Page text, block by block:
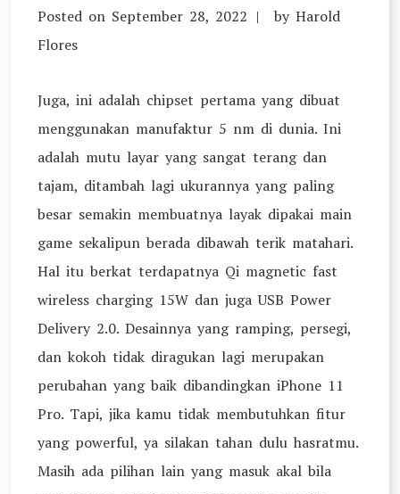
Posted on September 28, 2022 by Harold
Flores
Juga, ini adalah chipset pertama yang dibuat
menggunakan manufaktur 5 nm di dunia. Ini
adalah mutu layar yang sangat terang dan
tajam, ditambah lagi ukurannya yang paling
besar semakin membuatnya layak dipakai main
game sekalipun berada dibawah terik matahari.
Hal itu berkat terdapatnya Qi magnetic fast
wireless charging 15W dan juga USB Power
Delivery 2.0. Desainnya yang ramping, persegi,
dan kokoh tidak diragukan lagi merupakan
perubahan yang baik dibandingkan iPhone 11
Pro. Tapi, jika kamu tidak membutuhkan fitur
yang powerful, ya silakan tahan dulu hasratmu.
Masih ada pilihan lain yang masuk akal bila